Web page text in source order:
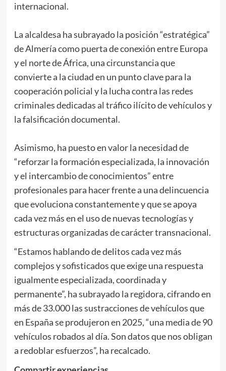
internacional.
La alcaldesa ha subrayado la posición “estratégica”
de Almería como puerta de conexión entre Europa
y el norte de África, una circunstancia que
convierte a la ciudad en un punto clave para la
cooperación policial y la lucha contra las redes
criminales dedicadas al tráfico ilícito de vehículos y
la falsificación documental.
Asimismo, ha puesto en valor la necesidad de
“reforzar la formación especializada, la innovación
y el intercambio de conocimientos” entre
profesionales para hacer frente a una delincuencia
que evoluciona constantemente y que se apoya
cada vez más en el uso de nuevas tecnologías y
estructuras organizadas de carácter transnacional.
“Estamos hablando de delitos cada vez más
complejos y sofisticados que exige una respuesta
igualmente especializada, coordinada y
permanente”, ha subrayado la regidora, cifrando en
más de 33.000 las sustracciones de vehículos que
en España se produjeron en 2025, “una media de 90
vehículos robados al día. Son datos que nos obligan
a redoblar esfuerzos”, ha recalcado.